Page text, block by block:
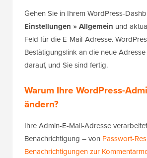
Gehen Sie in Ihrem WordPress-
Einstellungen » Allgemein und
Feld für die E-Mail-Adresse.
Bestätigungslink an die neue
darauf, und Sie sind fertig.
Warum Ihre WordPress-
ändern?
Ihre Admin-E-Mail-Adresse
Benachrichtigung – von Passwort-
Benachrichtigungen zur